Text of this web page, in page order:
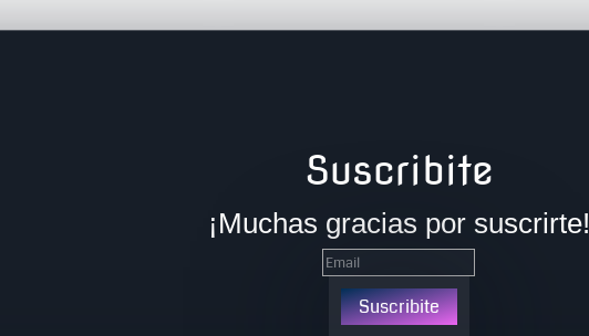
Suscribite
¡Muchas gracias por suscrirte!
Suscribite